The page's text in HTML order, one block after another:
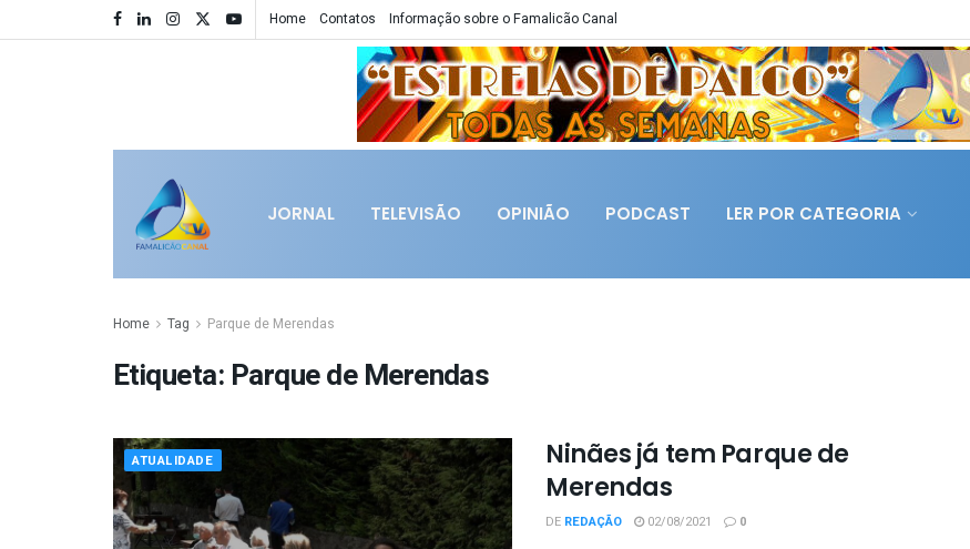
Home Contatos Informação sobre o Famalicão Canal
JORNAL TELEVISÃO OPINIÃO PODCAST LER POR CATEGORIA
Home Tag Parque de Merendas
Etiqueta: Parque de Merendas
ATUALIDADE
Ninães já tem Parque de
Merendas
DE REDAÇÃO 02/08/2021 0